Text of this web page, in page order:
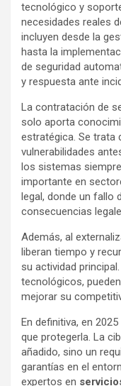
tecnológico y
necesidades reales
incluyen desde la
hasta la
de seguridad
y respuesta ante
La contratación de
solo aporta
estratégica. Se trata
vulnerabilidades
los sistemas
importante en
legal, donde un fallo
consecuencias
Además, al
liberan tiempo y
su actividad
tecnológicos,
mejorar su
En definitiva, en
que protegerla. La
añadido, sino un
garantías en el
expertos en